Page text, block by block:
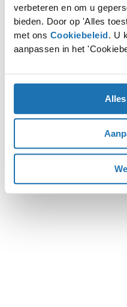
verbeteren en om u
bieden. Door op 'Alles
met ons Cookiebeleid. U
aanpassen in het
Application error: aclient-
loading
more